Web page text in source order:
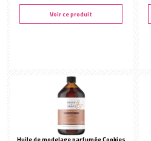
Voir ce produit